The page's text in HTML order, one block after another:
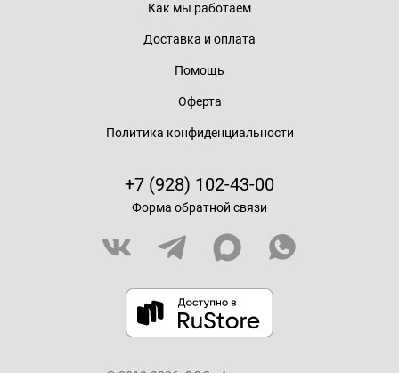
Как мы работаем
Доставка и оплата
Помощь
Оферта
Политика конфиденциальности
+7 (928) 102-43-00
Форма обратной связи